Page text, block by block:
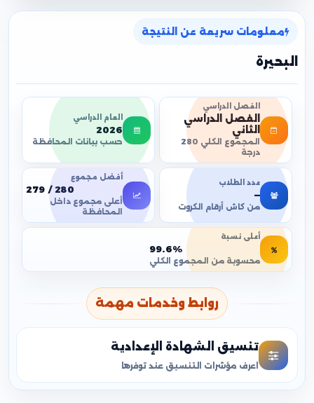
معلومات سريعة عن النتيجة
البحيرة
الفصل الدراسي
الفصل الدراسي
الثاني
المجموع الكلي 280
درجة
العام الدراسي
2026
حسب بيانات المحافظة
عدد الطلاب
—
من كاش أرقام الكروت
أفضل مجموع
279 / 280
أعلى مجموع داخل
المحافظة
أعلى نسبة
99.6%
محسوبة من المجموع الكلي
روابط وخدمات مهمة
تنسيق الشهادة الإعدادية
اعرف مؤشرات التنسيق عند توفرها